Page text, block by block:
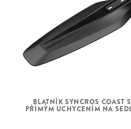
BLATNÍK SYNCROS COAST S
PŘÍMÝM UCHYCENÍM NA